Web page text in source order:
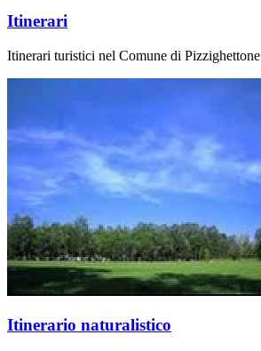
Itinerari
Itinerari turistici nel Comune di Pizzighettone
Itinerario naturalistico